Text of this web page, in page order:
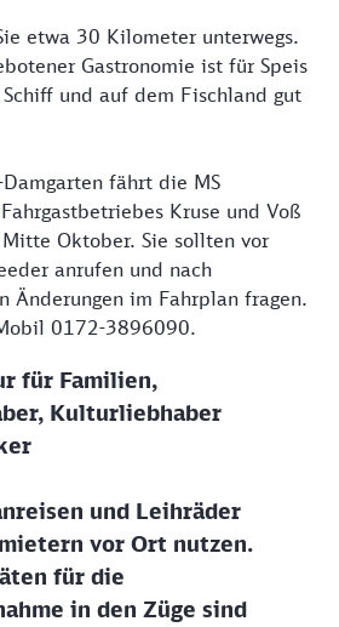
etwa 30 Kilometer unterwegs.
Gastronomie ist für Speis
und auf dem Fischland gut
fährt die MS
Kruse und Voß
Oktober. Sie sollten vor
anrufen und nach
Änderungen im Fahrplan fragen.
0172-3896090.
für Familien,
Kulturliebhaber
und Leihräder
vor Ort nutzen.
für die
in den Züge sind